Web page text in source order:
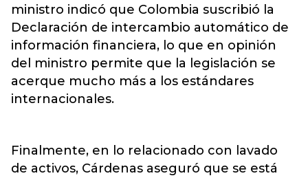
ministro indicó que Colombia suscribió la
Declaración de intercambio automático de
información financiera, lo que en opinión
del ministro permite que la legislación se
acerque mucho más a los estándares
internacionales.
Finalmente, en lo relacionado con lavado
de activos, Cárdenas aseguró que se está